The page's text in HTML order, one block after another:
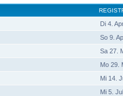
Di 4.
So 9.
Sa 27.
Mo 29.
Mi 14.
Mi 5.